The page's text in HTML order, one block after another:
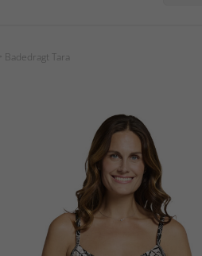
> Badedragt Tara